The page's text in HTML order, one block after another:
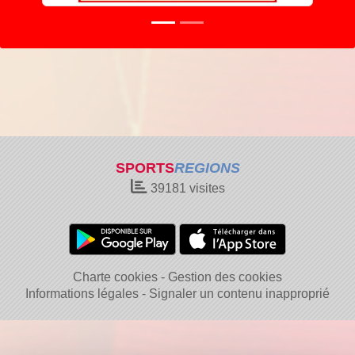
SPORTSREGIONS
39181 visites
Charte cookies
Gestion des cookies
Informations légales
Signaler un contenu inapproprié